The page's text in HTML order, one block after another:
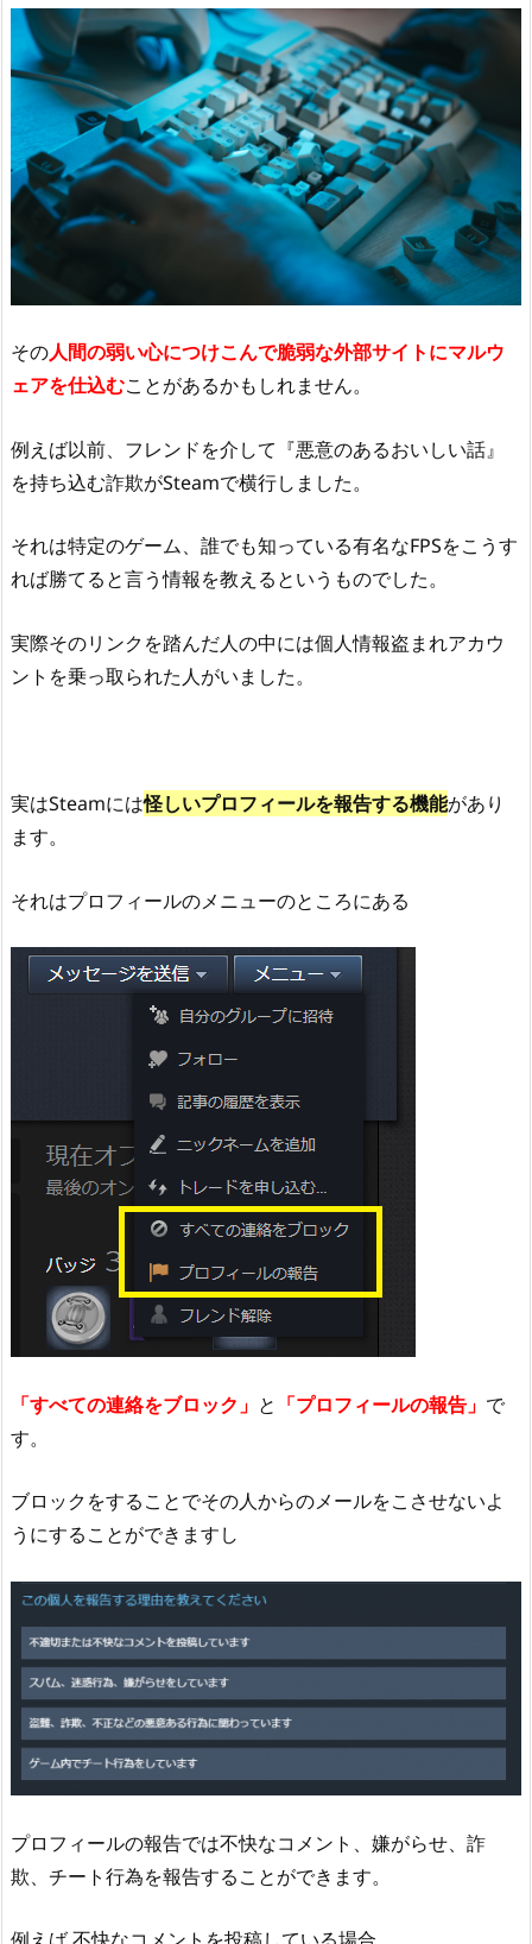
その人間の弱い心につけこんで脆弱な外部サイトにマルウ
ェアを仕込むことがあるかもしれません。
例えば以前、フレンドを介して『悪意のあるおいしい話』
を持ち込む詐欺がSteamで横行しました。
それは特定のゲーム、誰でも知っている有名なFPSをこうす
れば勝てると言う情報を教えるというものでした。
実際そのリンクを踏んだ人の中には個人情報盗まれアカウ
ントを乗っ取られた人がいました。
実はSteamには怪しいプロフィールを報告する機能があり
ます。
それはプロフィールのメニューのところにある
「すべての連絡をブロック」 と 「プロフィールの報告」 で
す。
ブロックをすることでその人からのメールをこさせないよ
うにすることができますし
プロフィールの報告では不快なコメント、嫌がらせ、詐
欺、チート行為を報告することができます。